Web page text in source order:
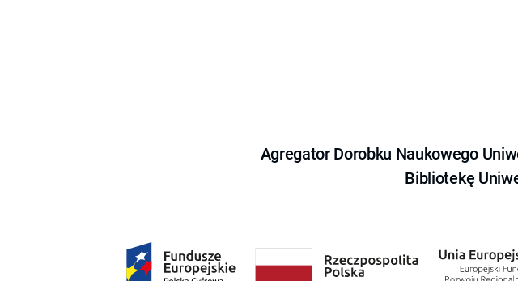
Agregator Dorobku Naukowego
Bibliotekę